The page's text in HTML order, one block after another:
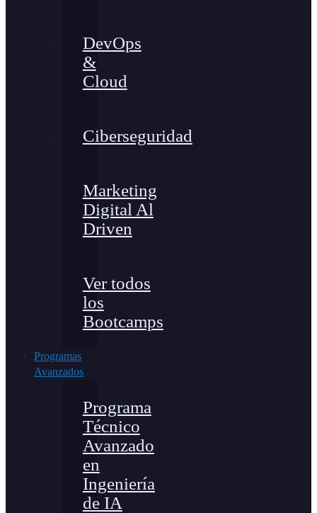
DevOps
&
Cloud
Ciberseguridad
Marketing
Digital Al
Driven
Ver todos
los
Bootcamps
Programas
Avanzados
Programa
Técnico
Avanzado
en
Ingeniería
de IA